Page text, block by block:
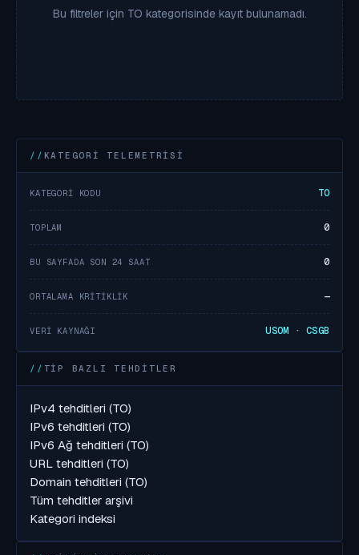
Bu filtreler için TO kategorisinde kayıt bulunamadı.
KATEGORI TELEMETRISI
KATEGORI KODU TO
TOPLAM 0
BU SAYFADA SON 24 SAAT 0
ORTALAMA KRITIKLIK —
VERI KAYNAĞI USOM · CSGB
TIP BAZLI TEHDITLER
IPv4 tehditleri (TO)
IPv6 tehditleri (TO)
IPv6 Ağ tehditleri (TO)
URL tehditleri (TO)
Domain tehditleri (TO)
Tüm tehditler arşivi
Kategori indeksi